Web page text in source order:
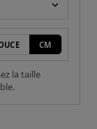
CM
la taille